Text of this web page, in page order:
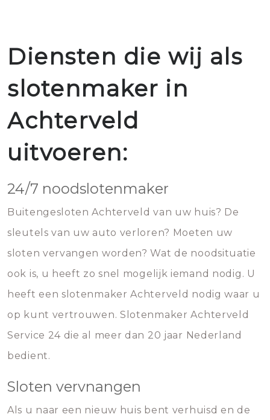
Diensten die wij als
slotenmaker in
Achterveld
uitvoeren:
24/7 noodslotenmaker
Buitengesloten Achterveld van uw huis? De
sleutels van uw auto verloren? Moeten uw
sloten vervangen worden? Wat de noodsituatie
ook is, u heeft zo snel mogelijk iemand nodig. U
heeft een slotenmaker Achterveld nodig waar u
op kunt vertrouwen. Slotenmaker Achterveld
Service 24 die al meer dan 20 jaar Nederland
bedient.
Sloten vervnangen
Als u naar een nieuw huis bent verhuisd en de